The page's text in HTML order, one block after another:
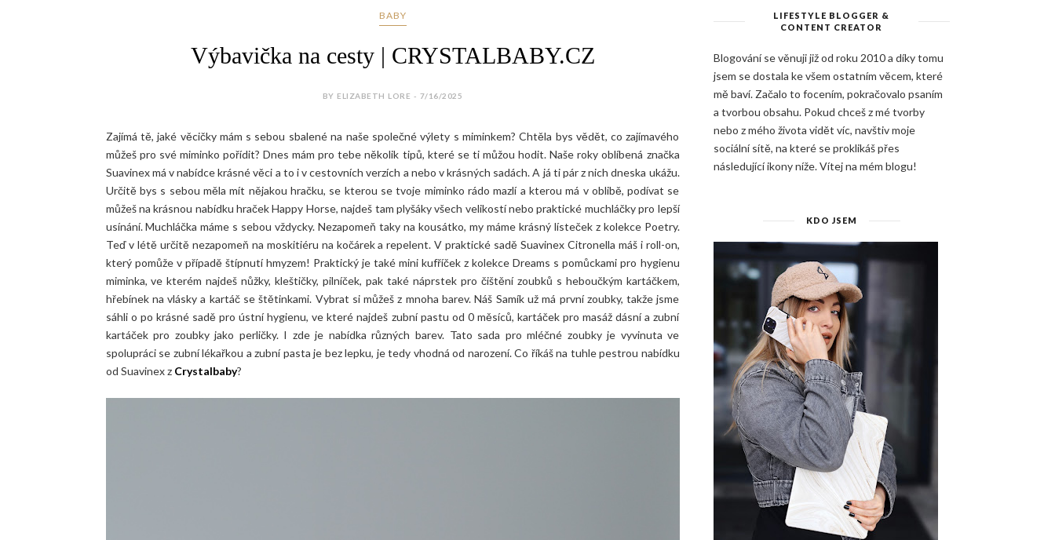
BABY
Výbavička na cesty | CRYSTALBABY.CZ
BY ELIZABETH LORE - 7/16/2025
Zajímá tě, jaké věcičky mám s sebou sbalené na naše společné výlety s miminkem? Chtěla bys vědět, co zajímavého
můžeš pro své miminko pořídit? Dnes mám pro tebe několik tipů, které se ti můžou hodit. Naše roky oblíbená značka
Suavinex má v nabídce krásné věci a to i v cestovních verzích a nebo v krásných sadách. A já ti pár z nich dneska ukážu.
Určitě bys s sebou měla mít nějakou hračku, se kterou se tvoje miminko rádo mazlí a kterou má v oblibě, podívat se
můžeš na krásnou nabídku hraček Happy Horse, najdeš tam plyšáky všech velikostí nebo praktické muchláčky pro lepší
usínání. Muchláčka máme s sebou vždycky. Nezapomeň taky na kousátko, my máme krásný lísteček z kolekce Poetry.
Teď v létě určitě nezapomeň na moskitiéru na kočárek a repelent. V praktické sadě Suavinex Citronella máš i roll-on,
který pomůže v případě štípnutí hmyzem! Praktický je také mini kufříček z kolekce Dreams s pomůckami pro hygienu
miminka, ve kterém najdeš nůžky, kleštičky, pilníček, pak také náprstek pro čištění zoubků s heboučkým kartáčkem,
hřebínek na vlásky a kartáč se štětinkami. Vybrat si můžeš z mnoha barev. Náš Samík už má první zoubky, takže jsme
sáhli o po krásné sadě pro ústní hygienu, ve které najdeš zubní pastu od 0 měsíců, kartáček pro masáž dásní a zubní
kartáček pro zoubky jako perličky. I zde je nabídka různých barev. Tato sada pro mléčné zoubky je vyvinuta ve
spolupráci se zubní lékařkou a zubní pasta je bez lepku, je tedy vhodná od narození. Co říkáš na tuhle pestrou nabídku
od Suavinex z Crystalbaby?
LIFESTYLE BLOGGER &
CONTENT CREATOR
Blogování se věnuji již od roku 2010 a díky tomu
jsem se dostala ke všem ostatním věcem, které
mě baví. Začalo to focením, pokračovalo psaním
a tvorbou obsahu. Pokud chceš z mé tvorby
nebo z mého života vidět víc, navštiv moje
sociální sítě, na které se proklikáš přes
následující ikony níže. Vítej na mém blogu!
KDO JSEM